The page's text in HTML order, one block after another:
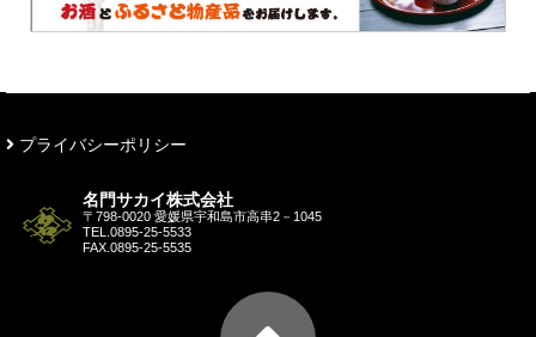
名門サカイ株式会社
〒798-0020 愛媛県宇和島市高串2－1045
TEL. 0895-25-5533
FAX.0895-25-5535
プライバシーポリシー